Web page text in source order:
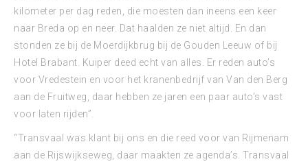
kilometer per dag reden, die moesten dan ineens een keer
naar Breda op en neer. Dat haalden ze niet altijd. En dan
stonden ze bij de Moerdijkbrug bij de Gouden Leeuw of bij
Hotel Brabant. Kuiper deed echt van alles. Er reden auto’s
voor Vredestein en voor het kranenbedrijf van Van den Berg
aan de Fruitweg, daar hebben ze jaren een paar auto’s vast
voor laten rijden”.
“Transvaal was klant bij ons en die reed voor van Rijmenam
aan de Rijswijkseweg, daar maakten ze agenda’s. Transvaal